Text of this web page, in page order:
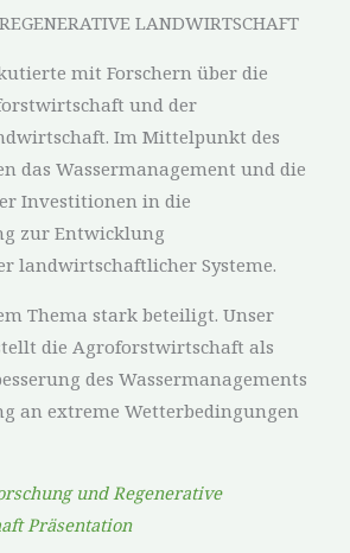
LANDWIRTSCHAFT
mit Forschern über die
und der
Im Mittelpunkt des
das Wassermanagement und die
Investitionen in die
zur Entwicklung
landwirtschaftlicher Systeme.
Thema stark beteiligt. Unser
die Agroforstwirtschaft als
des Wassermanagements
an extreme Wetterbedingungen
und Regenerative
Präsentation